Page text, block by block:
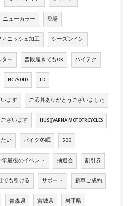
ニューカラー 登場
ィニッシュ加工 シーズンイン
ター 普段履きでもOK ハイテク
NC750LD LD
ます ご応募ありがとうございました
ざいます HUSQVARNA MOTOTRCYCLES
い バイク冬眠 500
年最後のイベント 抽選会 割引券
でも引ける サポート 新車ご成約
青森県 宮城県 岩手県